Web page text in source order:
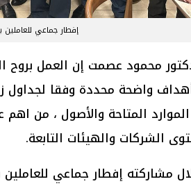
إفطار جماعي للعاملين
محمود عصمت إن العمل بروح
واضحة محددة وفقا لجداول
المتاحة والأصول ، من اهم
الشركات والهيئات التابعة.
مشاركته إفطار جماعي للعاملين